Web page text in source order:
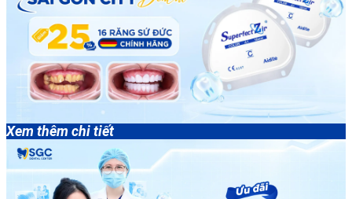
Xem thêm chi tiết